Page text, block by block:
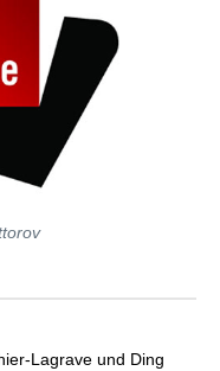
Lagrave und Ding